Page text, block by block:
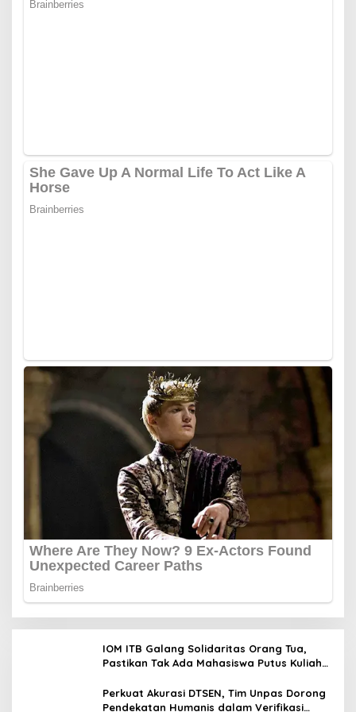
IOM ITB Galang Solidaritas Orang Tua,
Pastikan Tak Ada Mahasiswa Putus Kuliah
Perkuat Akurasi DTSEN, Tim Unpas Dorong
Pendekatan Humanis dalam Verifikasi